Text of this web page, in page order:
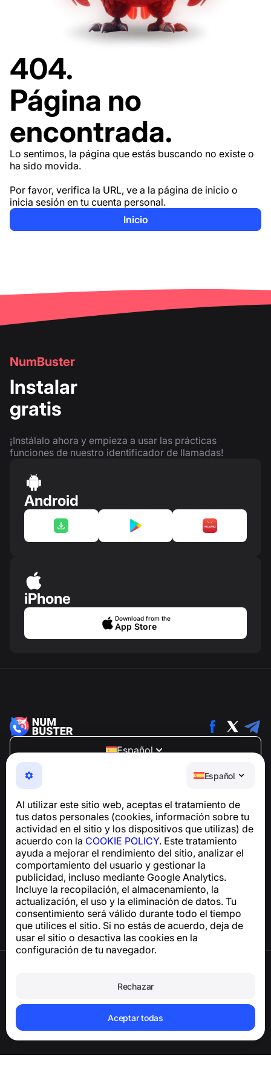
Español
Al utilizar este sitio web, aceptas el tratamiento de
tus datos personales (cookies, información sobre tu
actividad en el sitio y los dispositivos que utilizas) de
acuerdo con la COOKIE POLICY. Este tratamiento
ayuda a mejorar el rendimiento del sitio, analizar el
comportamiento del usuario y gestionar la
publicidad, incluso mediante Google Analytics.
Incluye la recopilación, el almacenamiento, la
actualización, el uso y la eliminación de datos. Tu
consentimiento será válido durante todo el tiempo
que utilices el sitio. Si no estás de acuerdo, deja de
usar el sitio o desactiva las cookies en la
configuración de tu navegador.
Rechazar
Aceptar todas
404.
Página no
encontrada.
Lo sentimos, la página que estás buscando no existe o
ha sido movida.
Por favor, verifica la URL, ve a la página de inicio o
inicia sesión en tu cuenta personal.
Inicio
NumBuster
Instalar
gratis
¡Instálalo ahora y empieza a usar las prácticas
funciones de nuestro identificador de llamadas!
Android
iPhone
Download from the
App Store
Español
NumBuster © 2013—2026 ·
support@numbuster.com
Una aplicación fácil de usar que te protege de estafas
Para consultas sobre el cumplimiento del RGPD:
support@numbuster.com
Centro de ayuda
Noticias y artículos
Sobre el proyecto
Contactos
Eliminar la cuenta y los datos personales